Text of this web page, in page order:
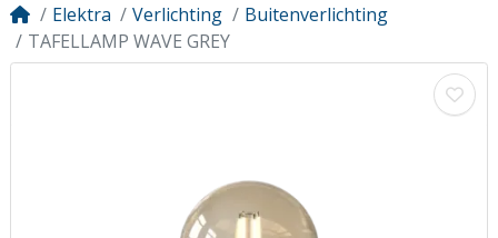
Elektra Verlichting
Buitenverlichting
TAFELLAMP WAVE GREY